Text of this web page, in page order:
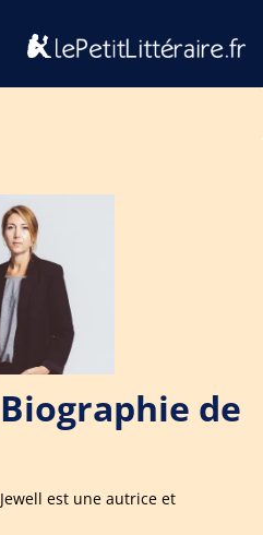
de
est une autrice et